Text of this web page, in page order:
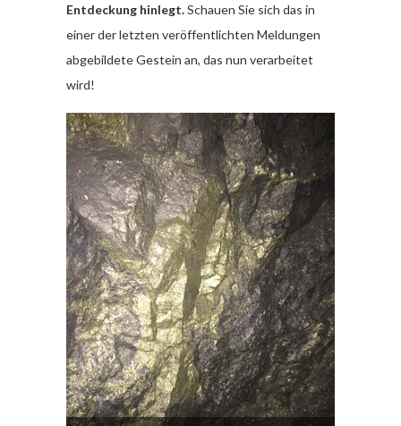
Entdeckung hinlegt.Schauen Sie sich das in
einer der letzten veröffentlichten Meldungen
abgebildete Gestein an, das nun verarbeitet
wird!